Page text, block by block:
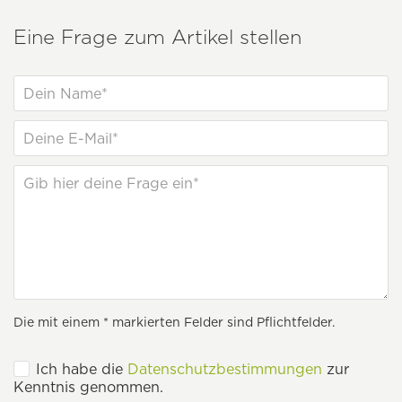
Eine Frage zum Artikel stellen
Die mit einem * markierten Felder sind Pflichtfelder.
Ich habe die Datenschutzbestimmungen zur
Kenntnis genommen.